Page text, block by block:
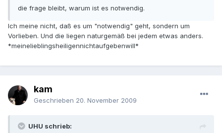
die frage bleibt, warum ist es notwendig.
Ich meine nicht, daß es um "notwendig" geht, sondern um
Vorlieben. Und die liegen naturgemäß bei jedem etwas anders.
*meinelieblingsheiligennichtaufgebenwill*
kam
Geschrieben 20. November 2009
UHU schrieb: